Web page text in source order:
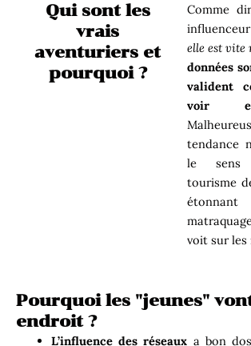
Qui sont les
vrais
aventuriers et
pourquoi ?
Comme
elle est vite
données
valident
voir
tendance
le sens
tourisme
voit sur les
Pourquoi les "jeunes"
endroit ?
L’influence des réseaux a bon